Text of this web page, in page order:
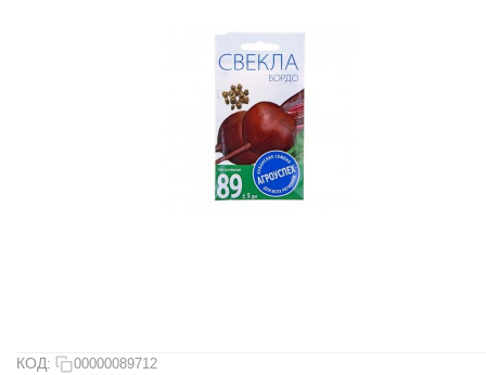
КОД: 00000089712